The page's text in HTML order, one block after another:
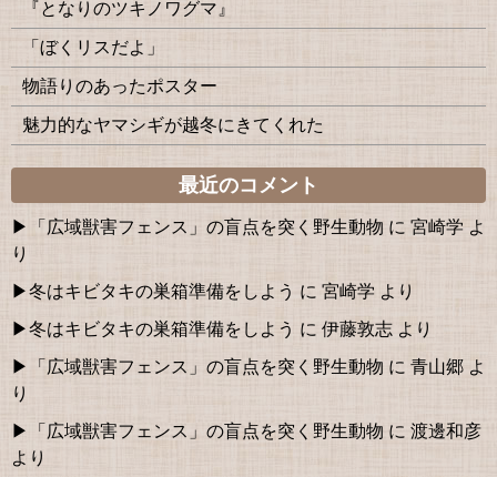
『となりのツキノワグマ』
「ぼくリスだよ」
物語りのあったポスター
魅力的なヤマシギが越冬にきてくれた
最近のコメント
「広域獣害フェンス」の盲点を突く野生動物 に 宮崎学 よ
り
冬はキビタキの巣箱準備をしよう に 宮崎学 より
冬はキビタキの巣箱準備をしよう に 伊藤敦志 より
「広域獣害フェンス」の盲点を突く野生動物 に 青山郷 よ
り
「広域獣害フェンス」の盲点を突く野生動物 に 渡邊和彦
より